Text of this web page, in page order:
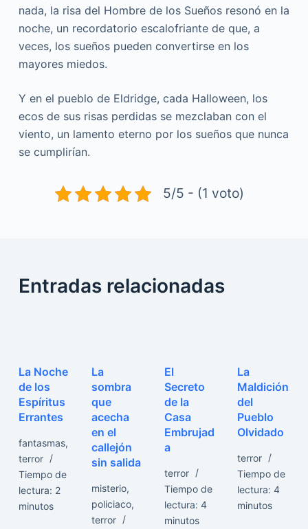
nada, la risa del Hombre de los Sueños resonó en la
noche, un recordatorio escalofriante de que, a
veces, los sueños pueden convertirse en los
mayores miedos.
Y en el pueblo de Eldridge, cada Halloween, los
ecos de sus risas perdidas se mezclaban con el
viento, un lamento eterno por los sueños que nunca
se cumplirían.
5/5 - (1 voto)
Entradas relacionadas
La Noche
de los
Espíritus
Errantes
fantasmas,
terror
Tiempo de
lectura: 2
minutos
La
sombra
que
acecha
en el
callejón
sin salida
misterio,
policiaco,
terror
El
Secreto
de la
Casa
Embrujad
a
terror
Tiempo de
lectura: 4
minutos
La
Maldición
del
Pueblo
Olvidado
terror
Tiempo de
lectura: 4
minutos